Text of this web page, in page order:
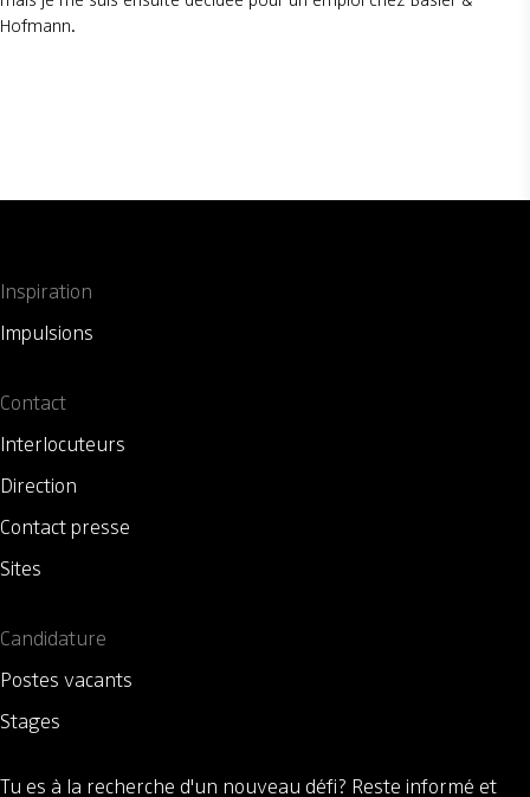
Hofmann.
Inspiration
Impulsions
Contact
Interlocuteurs
Direction
Contact presse
Sites
Candidature
Postes vacants
Stages
Tu es à la recherche d'un nouveau défi? Reste informé et